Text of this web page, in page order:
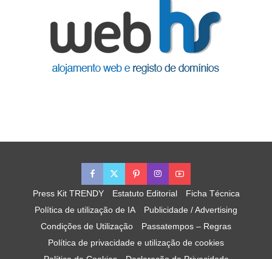
Press Kit TRENDY Estatuto Editorial
Ficha Técnica
Política de utilização de IA
Publicidade / Advertising
Condições de Utilização
Passatempos – Regras
Política de privacidade e utilização de cookies